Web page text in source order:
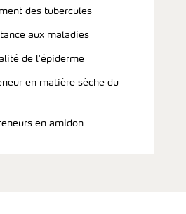
des tubercules
aux maladies
de l'épiderme
en matière sèche du
en amidon